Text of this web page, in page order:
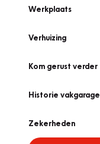
Werkplaats
Verhuizing
Kom gerust verder
Historie vakgarage
Zekerheden